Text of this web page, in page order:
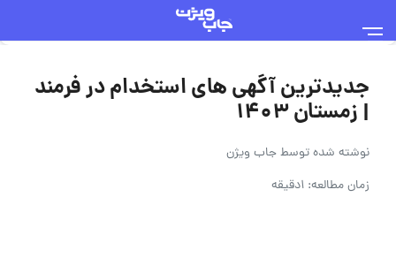
جدیدترین آگهی های استخدام در فرمند
| زمستان ۱۴۰۳
نوشته شده توسطجاب ویژن
زمان مطالعه: 1دقیقه